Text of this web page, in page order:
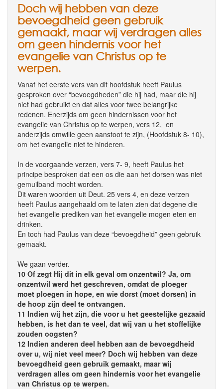
Doch wij hebben van deze
bevoegdheid geen gebruik
gemaakt, maar wij verdragen alles
om geen hindernis voor het
evangelie van Christus op te
werpen.
Vanaf het eerste vers van dit hoofdstuk heeft Paulus
gesproken over “bevoegdheden” die hij had, maar die hij
niet had gebruikt en dat alles voor twee belangrijke
redenen. Enerzijds om geen hindernissen voor het
evangelie van Christus op te werpen, vers 12, en
anderzijds omwille geen aanstoot te zijn, (Hoofdstuk 8- 10),
om het evangelie niet te hinderen.
In de voorgaande verzen, vers 7- 9, heeft Paulus het
principe besproken dat een os die aan het dorsen was niet
gemuilband mocht worden.
Dit waren woorden uit Deut. 25 vers 4, en deze verzen
heeft Paulus aangehaald om te laten zien dat degene die
het evangelie prediken van het evangelie mogen eten en
drinken.
En toch had Paulus van deze “bevoegdheid” geen gebruik
gemaakt.
We gaan verder.
10 Of zegt Hij dit in elk geval om onzentwil? Ja, om
onzentwil werd het geschreven, omdat de ploeger
moet ploegen in hope, en wie dorst (moet dorsen) in
de hoop zijn deel te ontvangen.
11 Indien wij het zijn, die voor u het geestelijke gezaaid
hebben, is het dan te veel, dat wij van u het stoffelijke
zouden oogsten?
12 Indien anderen deel hebben aan de bevoegdheid
over u, wij niet veel meer? Doch wij hebben van deze
bevoegdheid geen gebruik gemaakt, maar wij
verdragen alles om geen hindernis voor het evangelie
van Christus op te werpen.